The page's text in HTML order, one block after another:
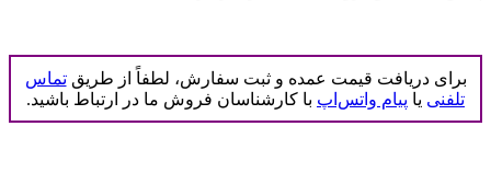
برای دریافت قیمت عمده و ثبت سفارش، لطفاً از طریقتماس
تلفنی یا پیام واتس‌اپ با کارشناسان فروش ما در ارتباط باشید.